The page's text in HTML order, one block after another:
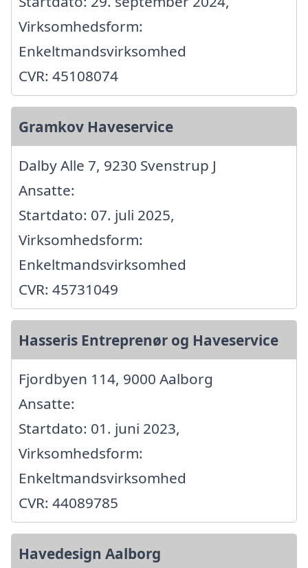
Virksomhedsform:
Enkeltmandsvirksomhed
CVR: 45108074
Gramkov Haveservice
Dalby Alle 7, 9230 Svenstrup J
Ansatte:
Startdato: 07. juli 2025,
Virksomhedsform:
Enkeltmandsvirksomhed
CVR: 45731049
Hasseris Entreprenør og Haveservice
Fjordbyen 114, 9000 Aalborg
Ansatte:
Startdato: 01. juni 2023,
Virksomhedsform:
Enkeltmandsvirksomhed
CVR: 44089785
Havedesign Aalborg